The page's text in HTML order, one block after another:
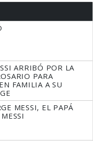
ARRIBÓ POR LA
PARA
FAMILIA A SU
MESSI, EL PAPÁ